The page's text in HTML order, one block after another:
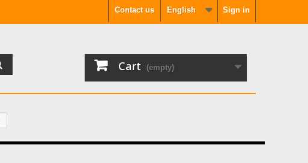
Sign in
English
Contact us
Cart
(empty)